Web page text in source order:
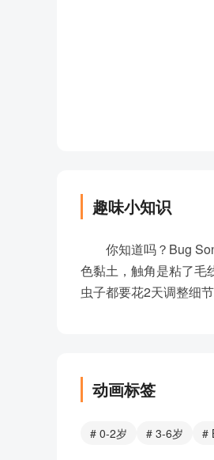
趣味小知识
你知道吗？Bug
色黏土，触角是粘了毛
虫子都要花2天调整细
动画标签
# 0-2岁 # 3-6岁 #